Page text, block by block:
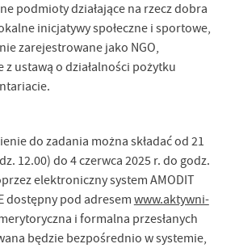
podmioty działające na rzecz dobra
inicjatywy społeczne i sportowe,
zarejestrowane jako NGO,
z ustawą o działalności pożytku
do zadania można składać od 21
12.00) do 4 czerwca 2025 r. do godz.
elektroniczny system AMODIT
dostępny pod adresem www.aktywni-
i formalna przesłanych
będzie bezpośrednio w systemie,